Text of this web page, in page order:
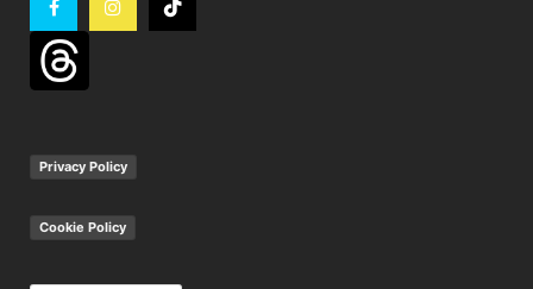
Privacy Policy
Cookie Policy